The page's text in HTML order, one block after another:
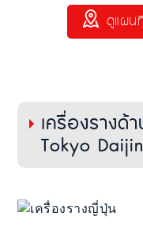
ดูแผน
เครื่องรางด้
Tokyo